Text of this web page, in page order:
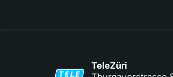
TeleZüri